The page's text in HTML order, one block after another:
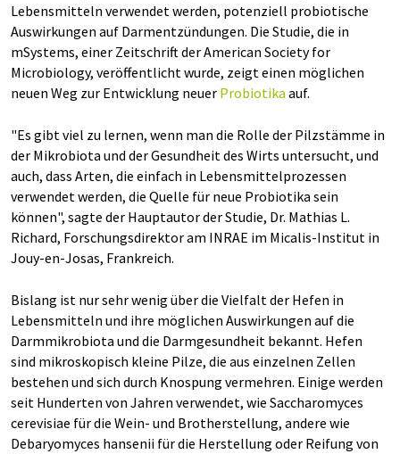
Lebensmitteln verwendet werden, potenziell probiotische
Auswirkungen auf Darmentzündungen. Die Studie, die in
mSystems, einer Zeitschrift der American Society for
Microbiology, veröffentlicht wurde, zeigt einen möglichen
neuen Weg zur Entwicklung neuer Probiotika auf.
"Es gibt viel zu lernen, wenn man die Rolle der Pilzstämme in
der Mikrobiota und der Gesundheit des Wirts untersucht, und
auch, dass Arten, die einfach in Lebensmittelprozessen
verwendet werden, die Quelle für neue Probiotika sein
können", sagte der Hauptautor der Studie, Dr. Mathias L.
Richard, Forschungsdirektor am INRAE im Micalis-Institut in
Jouy-en-Josas, Frankreich.
Bislang ist nur sehr wenig über die Vielfalt der Hefen in
Lebensmitteln und ihre möglichen Auswirkungen auf die
Darmmikrobiota und die Darmgesundheit bekannt. Hefen
sind mikroskopisch kleine Pilze, die aus einzelnen Zellen
bestehen und sich durch Knospung vermehren. Einige werden
seit Hunderten von Jahren verwendet, wie Saccharomyces
cerevisiae für die Wein- und Brotherstellung, andere wie
Debaryomyces hansenii für die Herstellung oder Reifung von